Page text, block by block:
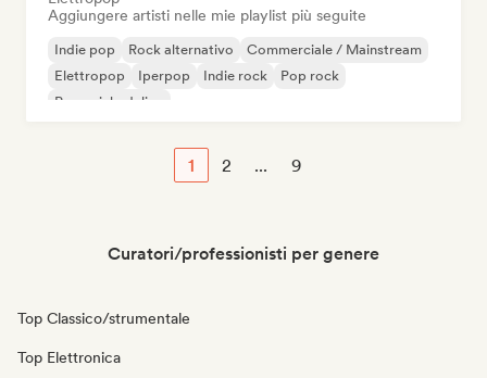
Aggiungere artisti nelle mie playlist più seguite
Indie pop Rock alternativo
Commerciale / Mainstream
Elettropop
Iperpop Indie rock
Pop rock
Pop psichedelico
1 2 ... 9
Curatori/professionisti per genere
Top Classico/strumentale
Top Elettronica